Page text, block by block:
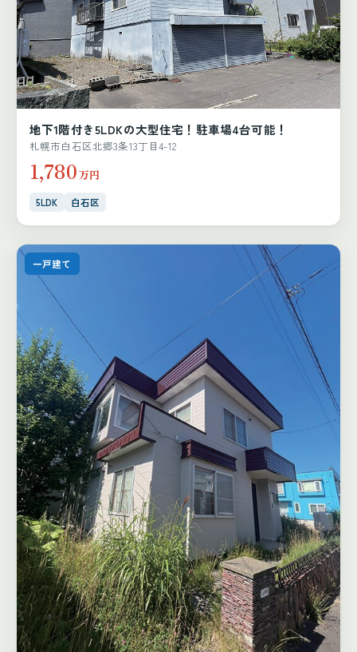
地下1階付き5LDKの大型住宅！駐車場4台可能！
札幌市白石区北郷3条13丁目4-12
1,780万円
5LDK 白石区
一戸建て